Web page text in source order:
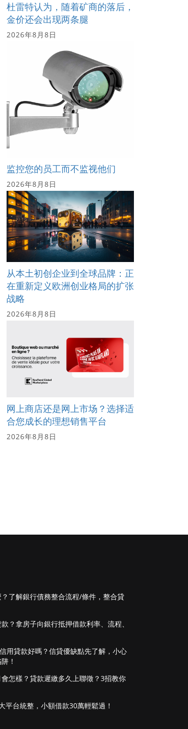
杜雷特认为，随着矿商的落后，
金价还会出现两条腿
2026年8月8日
监控您的员工而不监视他们
2026年8月8日
从本土初创企业到全球品牌：正
在重新定义欧洲创业格局的扩张
战略
2026年8月8日
网上商店还是网上市场？选择适
合您成长的理想销售平台
2026年8月8日
了解銀行債務整合流程/條件，整合貸
？拿房子向銀行抵押借款利率、流程、
用貸款好嗎？信貸優缺點先了解，小心
！
怎樣？貸款遲繳多久上聯徵？3招教你
平台統整，小額借款30萬輕鬆過！